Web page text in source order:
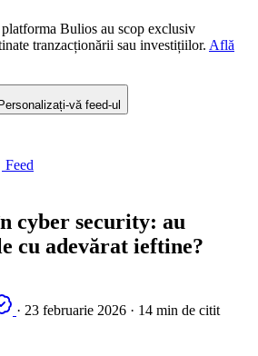
Bulios au scop exclusiv
tranzacționării sau investițiilor. Află
Personalizați-vă feed-ul
Feed
cyber security: au
cu adevărat ieftine?
· 23 februarie 2026 · 14 min de citit